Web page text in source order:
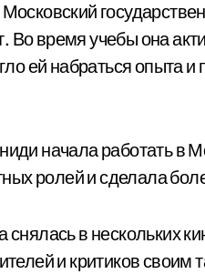
Во время учебы она
ей набраться опыта
начала работать в
ролей и сделала
в нескольких
и критиков своим